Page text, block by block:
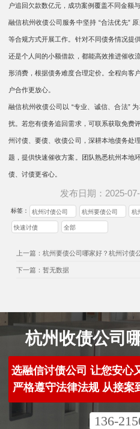
户追回欠款数亿元，成功案例覆盖不同金额与
融信杭州收债公司服务中坚持 “合法优先”
等合规方式开展工作。针对不同债务情况提
还是个人间的小额借款，都能高效推进催收
形消费，根据债务难度合理定价。全程向客
户合作更放心。​​
融信杭州收债公司以 “专业、诚信、合法”
扰。若您有债务追回需求，可联系获取免费
州讨债、要债、收债公司，深耕本地债务处
题，提供快速催收方案。团队熟悉杭州本地
债、讨债更省心。
发布日期：2025-
标签： 杭州讨债公司 杭州要债公司 杭
快速讨债 全部
下一篇：暂无数据
杭州收债公司
选融信讨债公司 让您安心
严格遵守法律法规 从接案
136-